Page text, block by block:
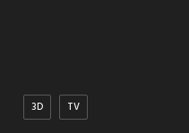
3D TV